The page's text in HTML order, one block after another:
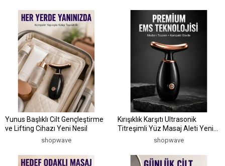
Yunus Başlıklı Cilt Gençleştirme
ve Lifting Cihazı Yeni Nesil
shopwave
Kırışıklık Karşıtı Ultrasonik
Titreşimli Yüz Masaj Aleti Yeni
shopwave